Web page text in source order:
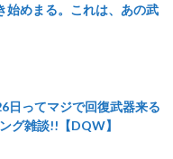
始めまる。これは、あの武
日ってマジで回復武器来る
グ雑談!!【DQW】